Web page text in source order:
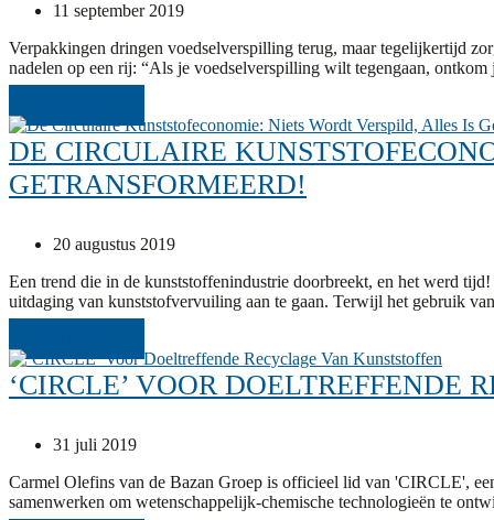
11 september 2019
Verpakkingen dringen voedselverspilling terug, maar tegelijkertijd
nadelen op een rij: “Als je voedselverspilling wilt tegengaan,
DE CIRCULAIRE
GETRANSFORMEERD!
20 augustus 2019
Een trend die in de kunststoffenindustrie doorbreekt, en het werd
uitdaging van kunststofvervuiling aan te gaan. Terwijl het gebruik
‘CIRCLE’ VOOR DOELTREFFENDE
31 juli 2019
Carmel Olefins van de Bazan Groep is officieel lid van 'CIRCLE',
samenwerken om wetenschappelijk-chemische technologieën te